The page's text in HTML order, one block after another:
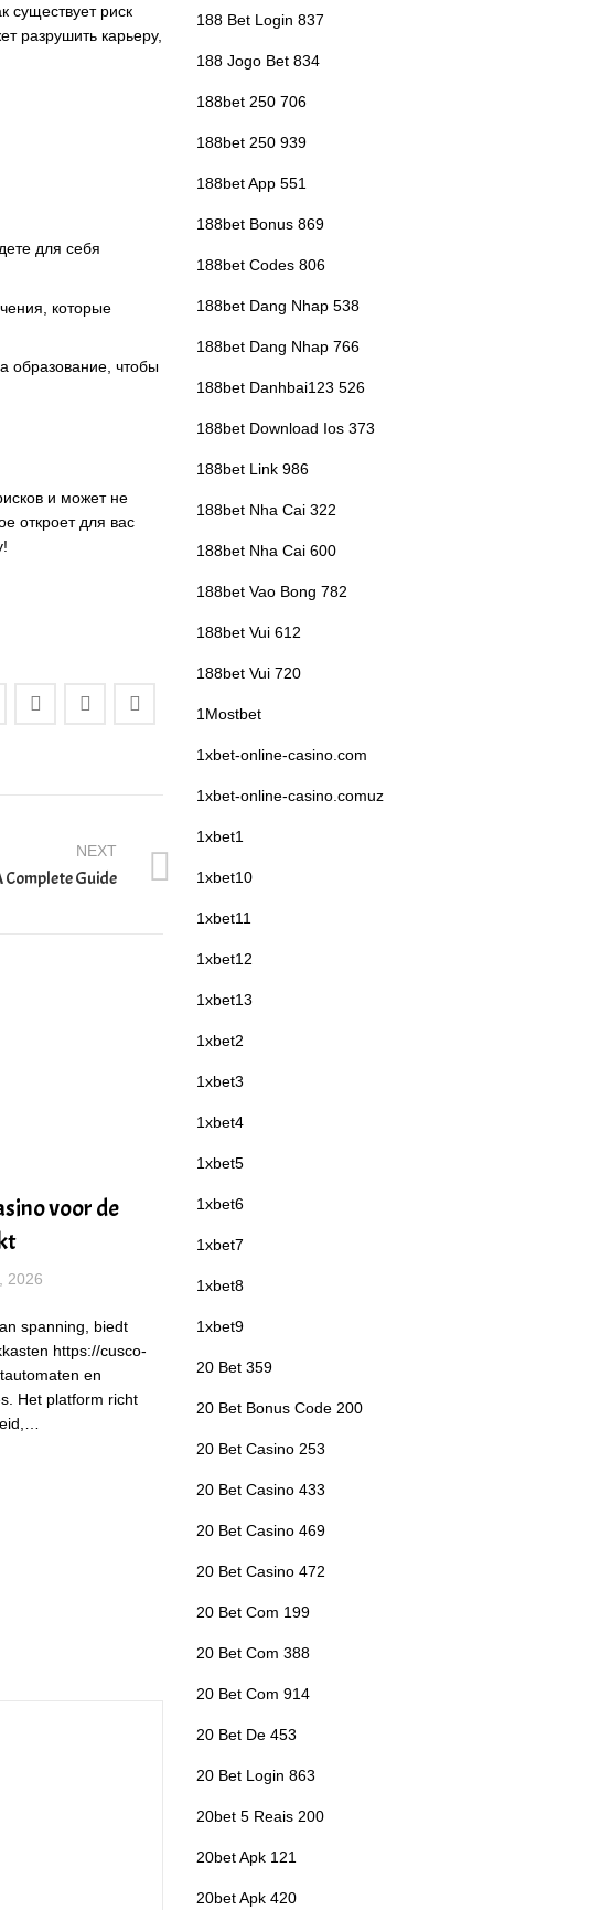
существует риск
разрушить карьеру,
для себя
которые
образование, чтобы
и может не
откроет для вас
NEXT
Complete Guide
voor de
2026
spanning, biedt
https://cusco-
en
Het platform richt
188 Bet Login 837
188 Jogo Bet 834
188bet 250 706
188bet 250 939
188bet App 551
188bet Bonus 869
188bet Codes 806
188bet Dang Nhap 538
188bet Dang Nhap 766
188bet Danhbai123 526
188bet Download Ios 373
188bet Link 986
188bet Nha Cai 322
188bet Nha Cai 600
188bet Vao Bong 782
188bet Vui 612
188bet Vui 720
1Mostbet
1xbet-online-casino.com
1xbet-online-casino.comuz
1xbet1
1xbet10
1xbet11
1xbet12
1xbet13
1xbet2
1xbet3
1xbet4
1xbet5
1xbet6
1xbet7
1xbet8
1xbet9
20 Bet 359
20 Bet Bonus Code 200
20 Bet Casino 253
20 Bet Casino 433
20 Bet Casino 469
20 Bet Casino 472
20 Bet Com 199
20 Bet Com 388
20 Bet Com 914
20 Bet De 453
20 Bet Login 863
20bet 5 Reais 200
20bet Apk 121
20bet Apk 420